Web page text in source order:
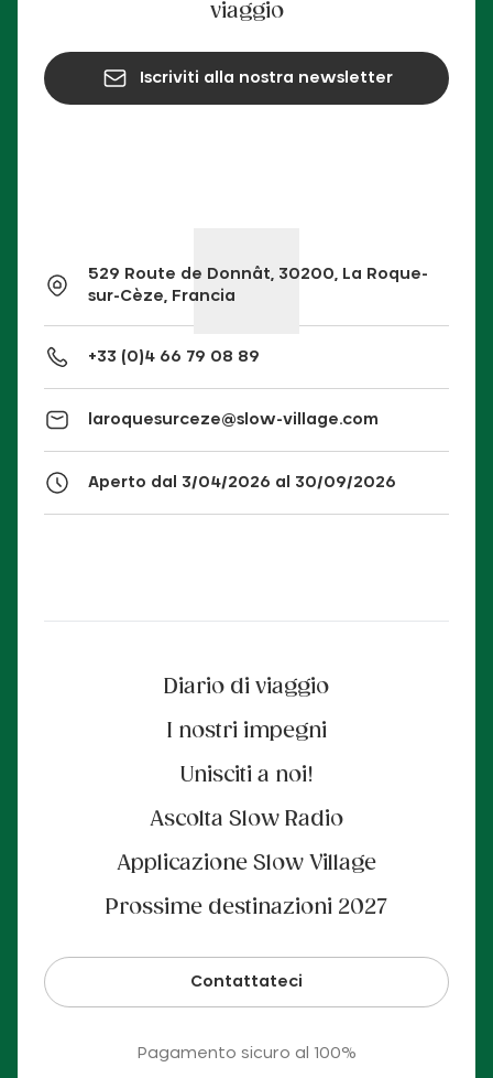
529 Route de Donnât, 30200, La Roque-
sur-Cèze, Francia
+33 (0)4 66 79 08 89
laroquesurceze@slow-village.com
Aperto dal 3/04/2026 al 30/09/2026
Diario di viaggio
I nostri impegni
Unisciti a noi!
Ascolta Slow Radio
Applicazione Slow Village
Prossime destinazioni 2027
Contattateci
Pagamento sicuro al 100%
viaggio
Iscriviti alla nostra newsletter